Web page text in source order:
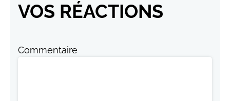
VOS RÉACTIONS
Commentaire